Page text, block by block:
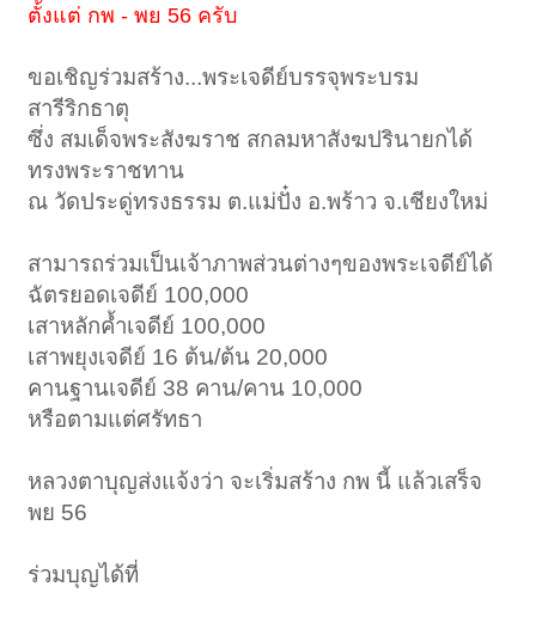
ตั้งแต่ กพ - พย 56 ครับ
ขอเชิญร่วมสร้าง...พระเจดีย์บรรจุพระบรม
สารีริกธาตุ
ซึ่ง สมเด็จพระสังฆราช สกลมหาสังฆปรินายกได้
ทรงพระราชทาน
ณ วัดประดู่ทรงธรรม ต.แม่ปั๋ง อ.พร้าว จ.เชียงใหม่
สามารถร่วมเป็นเจ้าภาพส่วนต่างๆของพระเจดีย์ได้
ฉัตรยอดเจดีย์ 100,000
เสาหลักค้ำเจดีย์ 100,000
เสาพยุงเจดีย์ 16 ต้น/ต้น 20,000
คานฐานเจดีย์ 38 คาน/คาน 10,000
หรือตามแต่ศรัทธา
หลวงตาบุญส่งแจ้งว่า จะเริ่มสร้าง กพ นี้ แล้วเสร็จ
พย 56
ร่วมบุญได้ที่